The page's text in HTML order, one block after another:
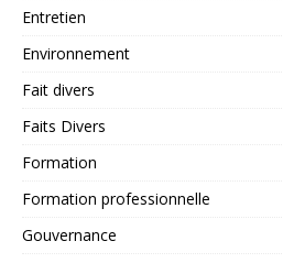
Entretien
Environnement
Fait divers
Faits Divers
Formation
Formation professionnelle
Gouvernance